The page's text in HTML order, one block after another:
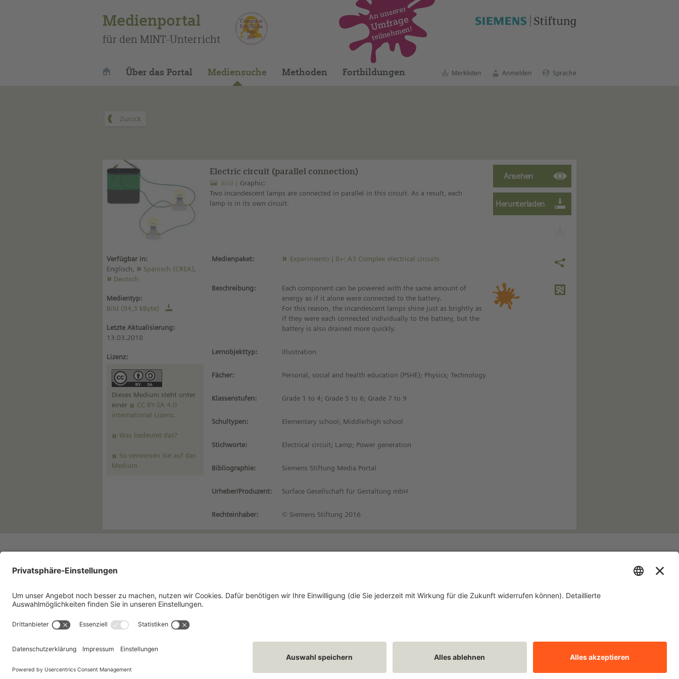
Medienportal
für den MINT-Unterricht
Über das Portal Mediensuche Methoden Fortbildungen Merklisten Anmelden Sprache
An unserer
Umfrage
teilnehmen!
Electric circuit (parallel connection)
Bild
Graphic:
Two incandescent lamps are connected in parallel in this circuit. As a result, each
lamp is in its own circuit.
Verfügbar in:
Englisch,
Spanisch (CREA)
Deutsch
Medientyp:
Bild (84,3 kByte)
Letzte Aktualisierung:
13.03.2018
Lizenz:
Dieses Medium steht unter
einer
CC BY-SA 4.0
international Lizenz.
Was bedeutet das?
So verweisen Sie auf das
Medium
Medienpaket: Experimento | 8+: A3 Complex electrical circuits
Beschreibung:
Each component can be powered with the same amount of
energy as if it alone were connected to the battery.
For this reason, the incandescent lamps shine just as brightly as
if they were each connected individually to the battery, but the
battery is also drained more quickly.
Lernobjekttyp: Illustration
Fächer: Personal, social and health education (PSHE); Physics; Technology
Klassenstufen: Grade 1 to 4; Grade 5 to 6; Grade 7 to 9
Schultypen: Elementary school; Middle/high school
Stichworte: Electrical circuit; Lamp; Power generation
Bibliographie: Siemens Stiftung Media Portal
Urheber/Produzent: Surface Gesellschaft für Gestaltung mbH
Rechteinhaber: © Siemens Stiftung 2016
Dieses Medium finden Sie auf unserem spanischen Bildungsportal
Impressum
Kontakt Nutzungsbedingungen